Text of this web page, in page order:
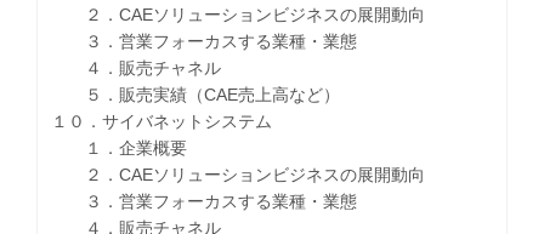
２．CAEソリューションビジネスの展開動向
３．営業フォーカスする業種・業態
４．販売チャネル
５．販売実績（CAE売上高など）
１０．サイバネットシステム
１．企業概要
２．CAEソリューションビジネスの展開動向
３．営業フォーカスする業種・業態
４．販売チャネル